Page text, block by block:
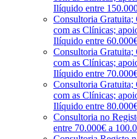
Ilíquido entre
Consultoria Gratuita;
com as Clínicas;
Ilíquido entre
Consultoria Gratuita;
com as Clínicas;
Ilíquido entre
Consultoria Gratuita;
com as Clínicas;
Ilíquido entre
Consultoria no
entre 70.000€ a